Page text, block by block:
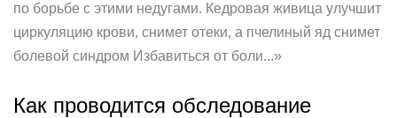
по борьбе с этими недугами. Кедровая живица улучшит
циркуляцию крови, снимет отеки, а пчелиный яд снимет
болевой синдром Избавиться от боли...»
Как проводится обследование